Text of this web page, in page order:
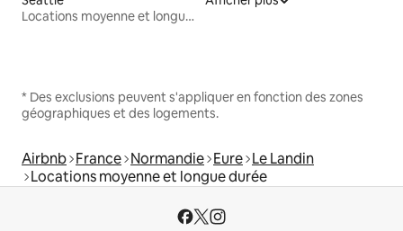
Locations moyenne et longue durée
* Des exclusions peuvent s'appliquer en fonction des zones
géographiques et des logements.
Airbnb France Normandie Eure Le Landin
Locations moyenne et longue durée